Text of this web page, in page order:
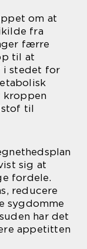
om at
fra
færre
til at
stedet for
kroppen
til
sig at
fordele.
reducere
sygdomme
har det
appetitten